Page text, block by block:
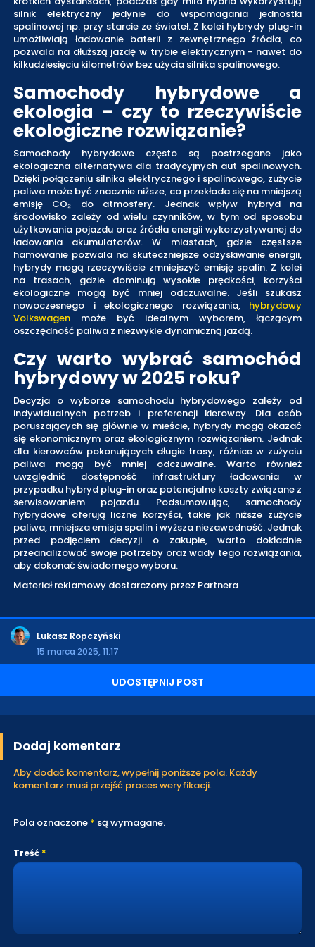
silnik elektryczny jedynie do wspomagania jednostki
spalinowej np. przy starcie ze świateł. Z kolei hybrydy plug-in
umożliwiają ładowanie baterii z zewnętrznego źródła, co
pozwala na dłuższą jazdę w trybie elektrycznym - nawet do
kilkudziesięciu kilometrów bez użycia silnika spalinowego.
Samochody hybrydowe a
ekologia – czy to rzeczywiście
ekologiczne rozwiązanie?
Samochody hybrydowe często są postrzegane jako
ekologiczna alternatywa dla tradycyjnych aut spalinowych.
Dzięki połączeniu silnika elektrycznego i spalinowego, zużycie
paliwa może być znacznie niższe, co przekłada się na mniejszą
emisję CO₂ do atmosfery. Jednak wpływ hybryd na
środowisko zależy od wielu czynników, w tym od sposobu
użytkowania pojazdu oraz źródła energii wykorzystywanej do
ładowania akumulatorów. W miastach, gdzie częstsze
hamowanie pozwala na skuteczniejsze odzyskiwanie energii,
hybrydy mogą rzeczywiście zmniejszyć emisję spalin. Z kolei
na trasach, gdzie dominują wysokie prędkości, korzyści
ekologiczne mogą być mniej odczuwalne. Jeśli szukasz
nowoczesnego i ekologicznego rozwiązania, hybrydowy
Volkswagen może być idealnym wyborem, łączącym
oszczędność paliwa z niezwykle dynamiczną jazdą.
Czy warto wybrać samochód
hybrydowy w 2025 roku?
Decyzja o wyborze samochodu hybrydowego zależy od
indywidualnych potrzeb i preferencji kierowcy. Dla osób
poruszających się głównie w mieście, hybrydy mogą okazać
się ekonomicznym oraz ekologicznym rozwiązaniem. Jednak
dla kierowców pokonujących długie trasy, różnice w zużyciu
paliwa mogą być mniej odczuwalne. Warto również
uwzględnić dostępność infrastruktury ładowania w
przypadku hybryd plug-in oraz potencjalne koszty związane z
serwisowaniem pojazdu. Podsumowując, samochody
hybrydowe oferują liczne korzyści, takie jak niższe zużycie
paliwa, mniejsza emisja spalin i wyższa niezawodność. Jednak
przed podjęciem decyzji o zakupie, warto dokładnie
przeanalizować swoje potrzeby oraz wady tego rozwiązania,
aby dokonać świadomego wyboru.
Materiał reklamowy dostarczony przez Partnera
Łukasz Ropczyński
15 marca 2025, 11:17
UDOSTĘPNIJ POST
Dodaj komentarz
Aby dodać komentarz, wypełnij poniższe pola. Każdy
komentarz musi przejść proces weryfikacji.
Pola oznaczone * są wymagane.
Treść